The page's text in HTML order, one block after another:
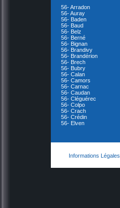
56- Arradon
56- Auray
56- Baden
56- Baud
56- Belz
56- Berné
56- Bignan
56- Brandivy
56- Brandérion
56- Brech
56- Bubry
56- Calan
56- Camors
56- Carnac
56- Caudan
56- Cléguérec
56- Colpo
56- Crach
56- Crédin
56- Elven
Informations Légales